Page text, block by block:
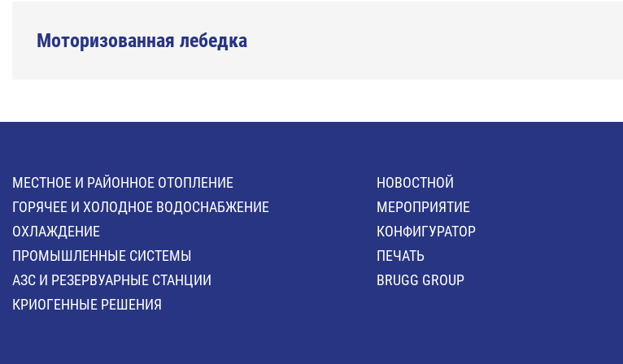
Моторизованная лебедка
МЕСТНОЕ И РАЙОННОЕ ОТОПЛЕНИЕ
ГОРЯЧЕЕ И ХОЛОДНОЕ ВОДОСНАБЖЕНИЕ
ОХЛАЖДЕНИЕ
ПРОМЫШЛЕННЫЕ СИСТЕМЫ
АЗС И РЕЗЕРВУАРНЫЕ СТАНЦИИ
КРИОГЕННЫЕ РЕШЕНИЯ
HОВОСТНОЙ
MЕРОПРИЯТИЕ
КОНФИГУРАТОР
ПЕЧАТЬ
BRUGG GROUP